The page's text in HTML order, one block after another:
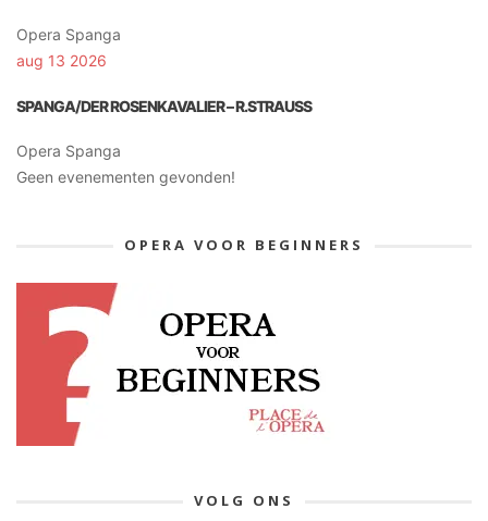
Opera Spanga
aug 13 2026
SPANGA/DER ROSENKAVALIER – R.STRAUSS
Opera Spanga
Geen evenementen gevonden!
OPERA VOOR BEGINNERS
VOLG ONS